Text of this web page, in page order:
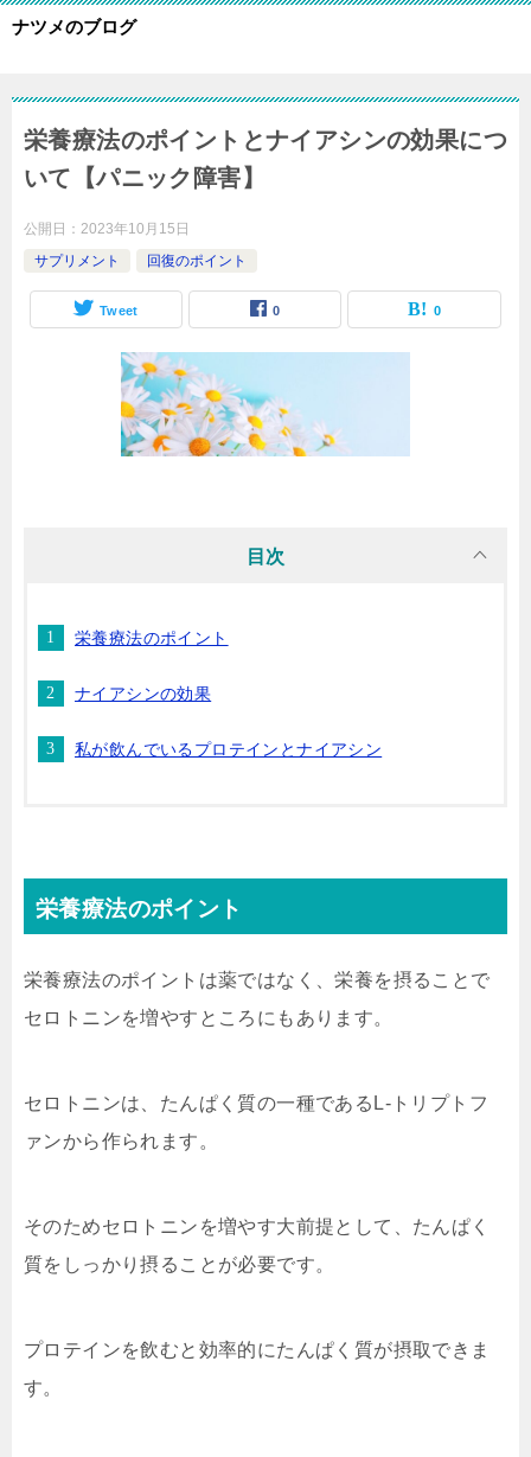
ナツメのブログ
栄養療法のポイントとナイアシンの効果につ
いて【パニック障害】
公開日： 2023年10月15日
サプリメント
回復のポイント
Tweet 0 0
目次
栄養療法のポイント
ナイアシンの効果
私が飲んでいるプロテインとナイアシン
栄養療法のポイント
栄養療法のポイントは薬ではなく、栄養を摂ることで
セロトニンを増やすところにもあります。
セロトニンは、たんぱく質の一種であるL‐トリプトフ
ァンから作られます。
そのためセロトニンを増やす大前提として、たんぱく
質をしっかり摂ることが必要です。
プロテインを飲むと効率的にたんぱく質が摂取できま
す。